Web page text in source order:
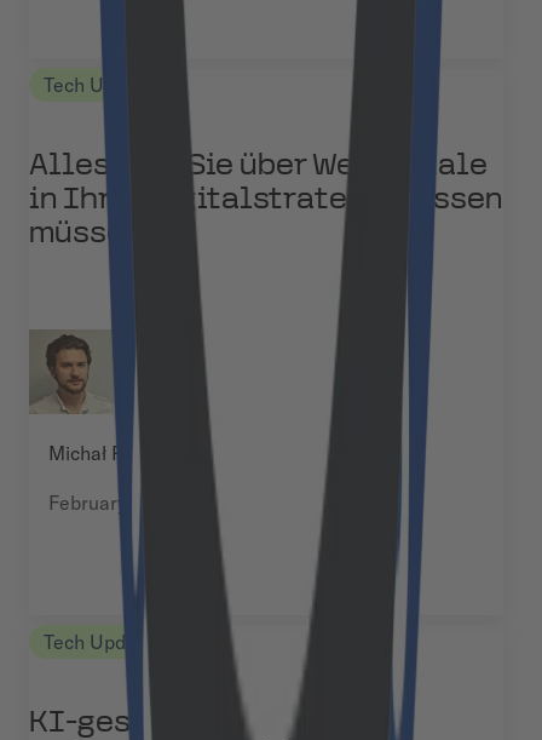
Tech Updates
Alles, was Sie über Webportale
in Ihrer Digitalstrategie wissen
müssen
Michał Pękala
February 12, 2025
Tech Updates
KI-gestützte